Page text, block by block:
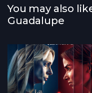
You may also
Guadalupe